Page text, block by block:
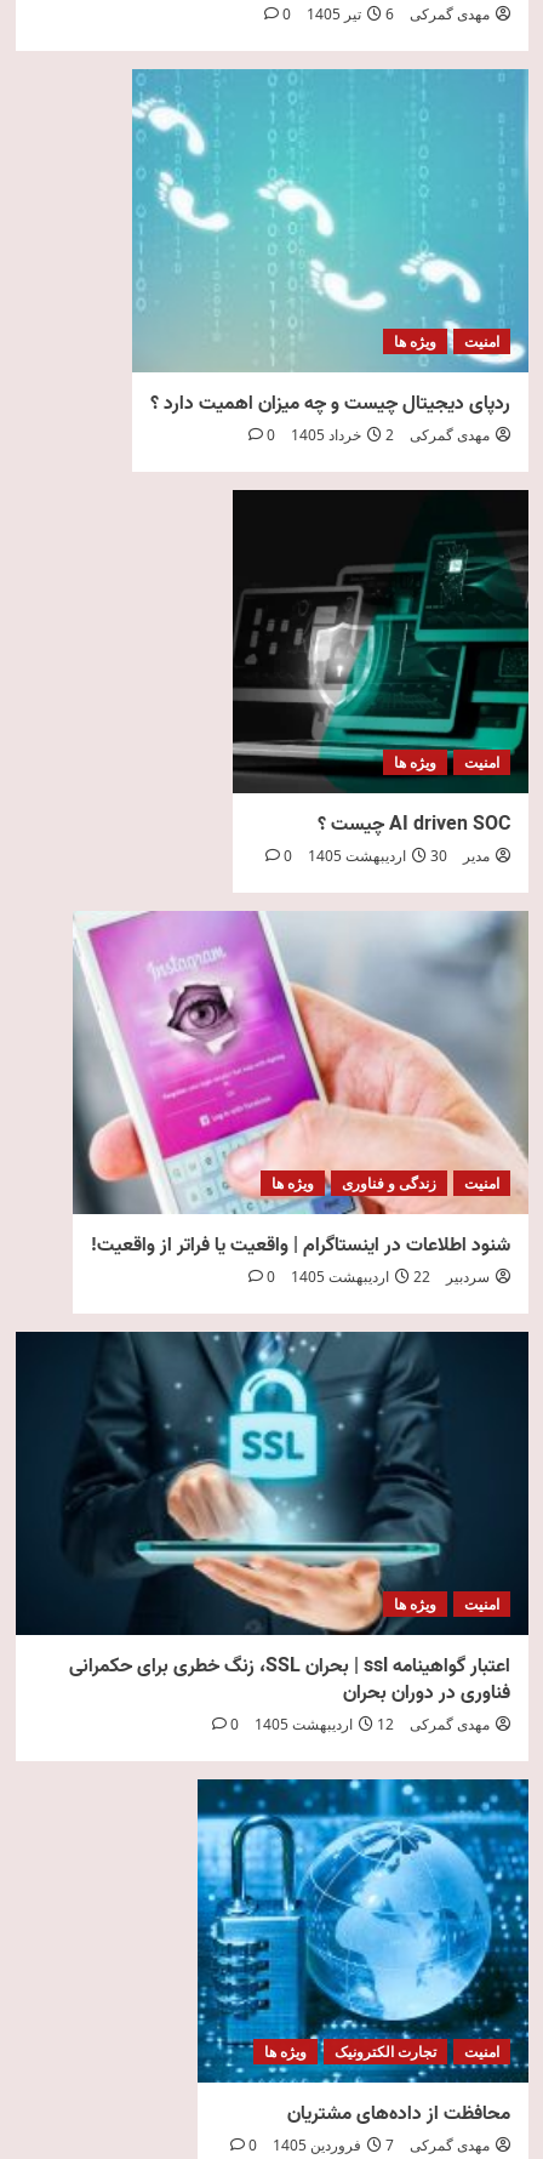
مهدی گمرکی 6 تیر 1405 0
امنیت ویژه ها
ردپای دیجیتال چیست و چه میزان اهمیت دارد ؟
مهدی گمرکی 2 خرداد 1405 0
امنیت ویژه ها
AI driven SOC چیست ؟
مدیر 30 اردیبهشت 1405 0
امنیت زندگی و فناوری ویژه ها
شنود اطلاعات در اینستاگرام | واقعیت یا فراتر از واقعیت!
سردبیر 22 اردیبهشت 1405 0
امنیت ویژه ها
اعتبار گواهینامه ssl | بحران SSL، زنگ خطری برای حکمرانی
فناوری در دوران بحران
مهدی گمرکی 12 اردیبهشت 1405 0
امنیت تجارت الکترونیک ویژه ها
محافظت از داده‌های مشتریان
مهدی گمرکی 7 فروردین 1405 0